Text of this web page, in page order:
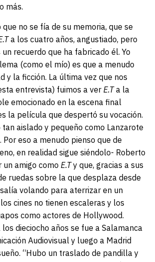
más.
no se fía de su memoria, que se
a los cuatro años, angustiado, pero
recuerdo que ha fabricado él. Yo
(como el mío) es que a menudo
y la ficción. La última vez que nos
entrevista) fuimos a ver E.Ta la
emocionado en la escena final
la película que despertó su vocación.
tan aislado y pequeño como Lanzarote
Por eso a menudo pienso que de
en realidad sigue siéndolo- Roberto
amigo como E.Ty que, gracias a sus
ruedas sobre la que desplaza desde
volando para aterrizar en un
cines no tienen escaleras y los
como actores de Hollywood.
dieciocho años se fue a Salamanca
Audiovisual y luego a Madrid
“Hubo un traslado de pandilla y